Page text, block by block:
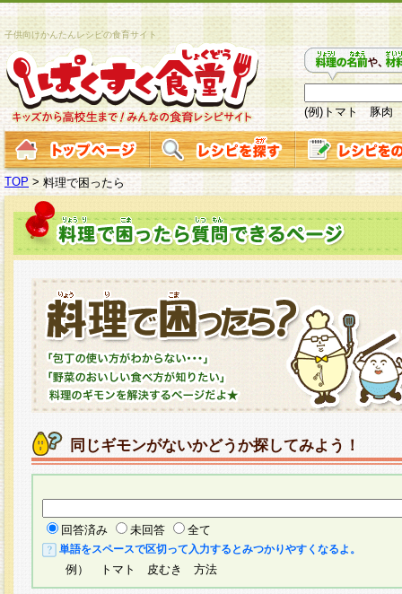
子供向けかんたんレシピの食育サイト
(例)トマト 豚肉
TOP >料理で困ったら
同じギモンがないかどうか探してみよう！
回答済み 未回答 全て
単語をスペースで区切って入力するとみつかりやすくなるよ。
例） トマト 皮むき 方法